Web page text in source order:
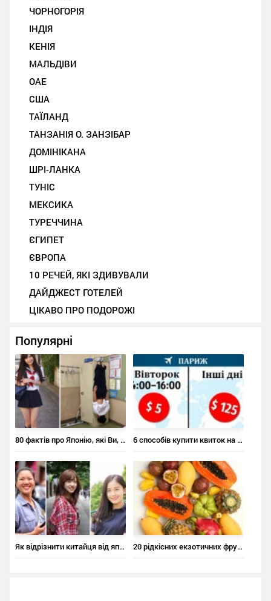
ЧОРНОГОРІЯ
ІНДІЯ
КЕНІЯ
МАЛЬДІВИ
ОАЕ
США
ТАЇЛАНД
ТАНЗАНІЯ О. ЗАНЗІБАР
ДОМІНІКАНА
ШРІ-ЛАНКА
ТУНІС
МЕКСИКА
ТУРЕЧЧИНА
ЄГИПЕТ
ЄВРОПА
10 РЕЧЕЙ, ЯКІ ЗДИВУВАЛИ
ДАЙДЖЕСТ ГОТЕЛЕЙ
ЦІКАВО ПРО ПОДОРОЖІ
Популярні
80 фактів про Японію, які Ви, напевно, не знали 6 способів купити квиток на літак за ціною квитка в кіно
Як відрізнити китайця від японця, а японця – від корейця 20 рідкісних екзотичних фруктів, про які ви не чули